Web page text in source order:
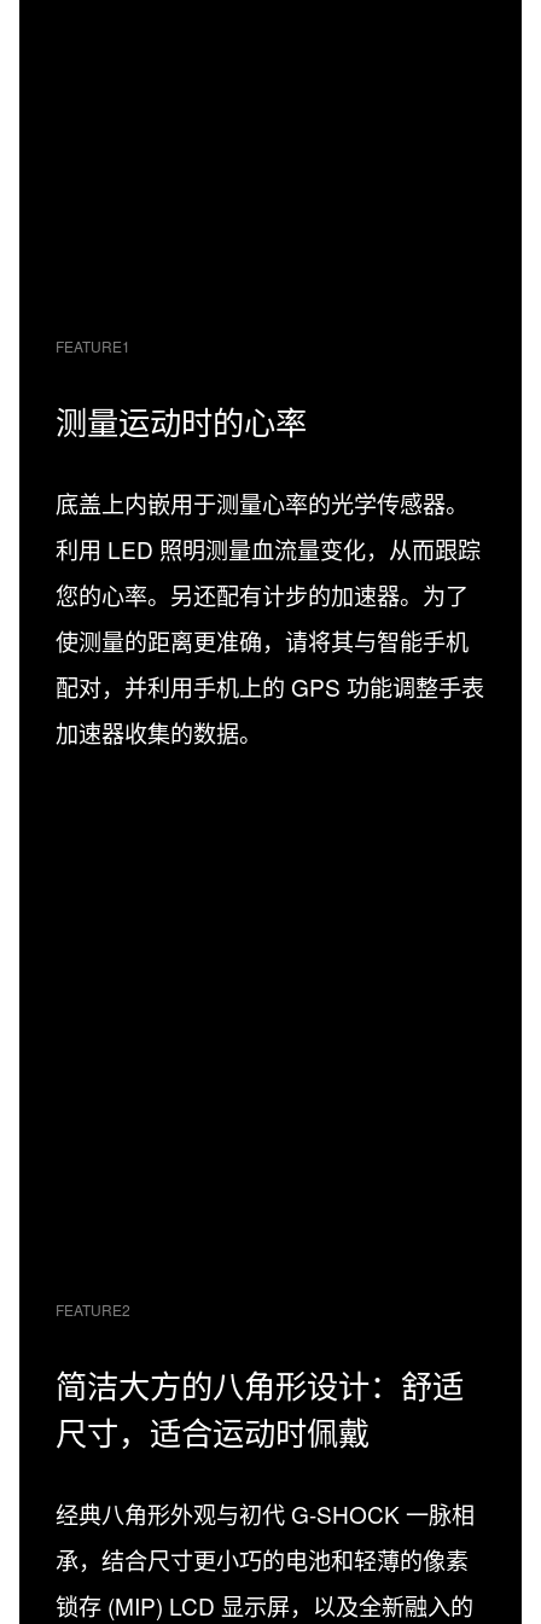
FEATURE1
测量运动时的心率
底盖上内嵌用于测量心率的光学传感器。
利用 LED 照明测量血流量变化，从而跟踪
您的心率。另还配有计步的加速器。为了
使测量的距离更准确，请将其与智能手机
配对，并利用手机上的 GPS 功能调整手表
加速器收集的数据。
FEATURE2
简洁大方的八角形设计：舒适
尺寸，适合运动时佩戴
经典八角形外观与初代 G-SHOCK 一脉相
承，结合尺寸更小巧的电池和轻薄的像素
锁存 (MIP) LCD 显示屏，以及全新融入的